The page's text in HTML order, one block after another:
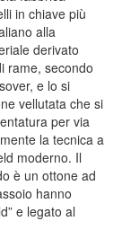
in chiave più
alla
derivato
rame, secondo
e lo si
vellutata che si
per via
la tecnica a
moderno. Il
è un ottone ad
hanno
e legato al